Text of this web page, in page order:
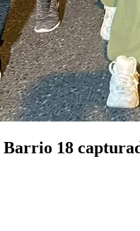
Barrio 18